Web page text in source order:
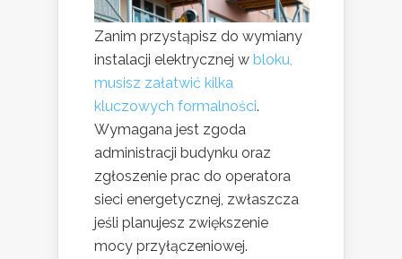
Zanim przystąpisz do wymiany
instalacji elektrycznej w bloku,
musisz załatwić kilka
kluczowych formalności.
Wymagana jest zgoda
administracji budynku oraz
zgłoszenie prac do operatora
sieci energetycznej, zwłaszcza
jeśli planujesz zwiększenie
mocy przyłączeniowej.